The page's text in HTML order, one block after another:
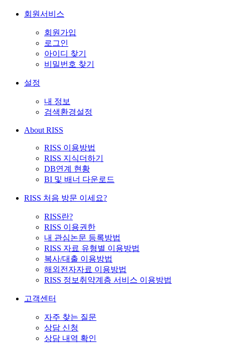
회원서비스
회원가입
로그인
아이디 찾기
비밀번호 찾기
설정
내 정보
검색환경설정
About RISS
RISS 이용방법
RISS 지식더하기
DB연계 현황
BI 및 배너 다운로드
RISS 처음 방문 이세요?
RISS란?
RISS 이용권한
내 관심논문 등록방법
RISS 자료 유형별 이용방법
복사/대출 이용방법
해외전자자료 이용방법
RISS 정보취약계층 서비스 이용방법
고객센터
자주 찾는 질문
상담 신청
상담 내역 확인